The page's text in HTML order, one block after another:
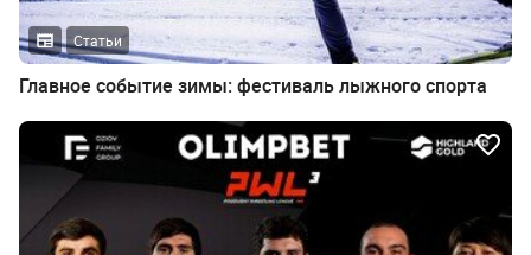
Статьи
Главное событие зимы: фестиваль лыжного спорта